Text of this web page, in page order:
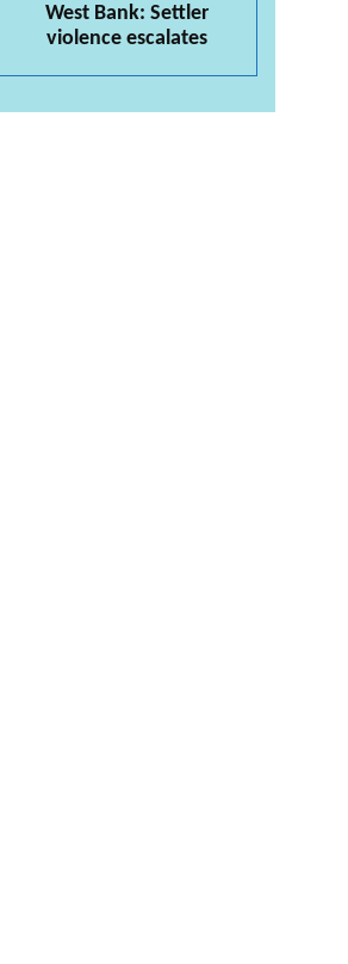
West Bank: Settler
violence escalates